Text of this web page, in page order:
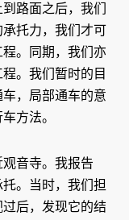
路面之后，我们
托力，我们才可
。同期，我们亦
。我们暂时的目
，局部通车的意
方法。
音寺。我报告
。当时，我们担
后，发现它的结